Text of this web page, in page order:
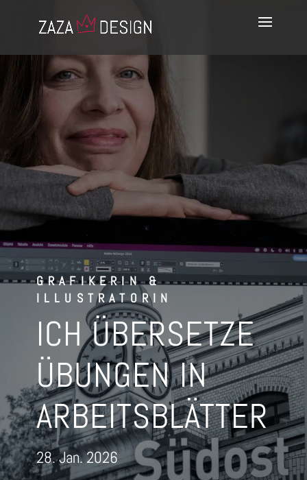
GRAFIKERIN &
ILLUSTRATORIN
ICH ÜBERSETZE
ÜBUNGEN IN
ARBEITSBLÄTTER
28. Jan. 2026